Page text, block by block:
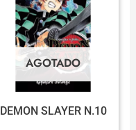
AGOTADO
DEMON SLAYER N.10